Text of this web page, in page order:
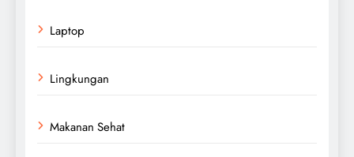
Laptop
Lingkungan
Makanan Sehat